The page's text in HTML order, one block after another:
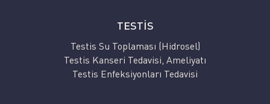
TESTİS
Testis Su Toplaması (Hidrosel)
Testis Kanseri Tedavisi, Ameliyatı
Testis Enfeksiyonları Tedavisi